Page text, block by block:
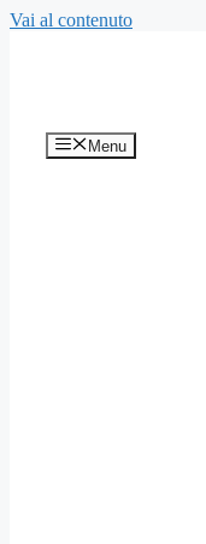
Vai al contenuto
Menu